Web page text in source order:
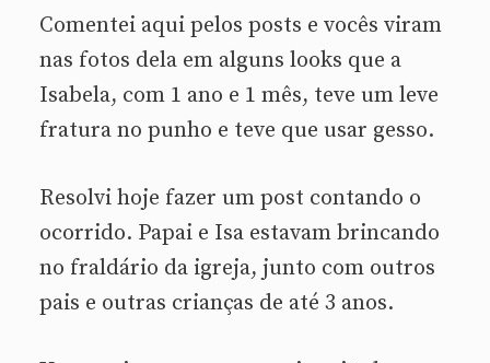
Comentei aqui pelos posts e vocês viram
nas fotos dela em alguns looks que a
Isabela, com 1 ano e 1 mês, teve um leve
fratura no punho e teve que usar gesso.
Resolvi hoje fazer um post contando o
ocorrido. Papai e Isa estavam brincando
no fraldário da igreja, junto com outros
pais e outras crianças de até 3 anos.